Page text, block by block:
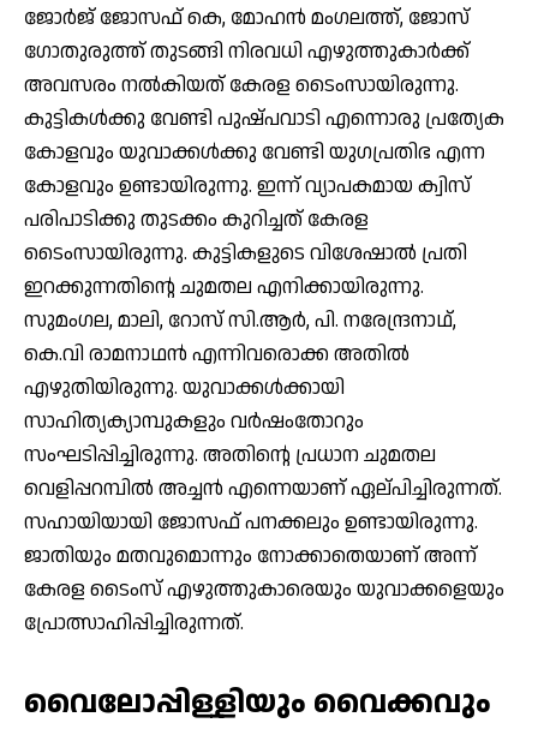
ജോര്‍ജ് ജോസഫ് കെ, മോഹന്‍ മംഗലത്ത്, ജോസ്
ഗോതുരുത്ത് തുടങ്ങി നിരവധി എഴുത്തുകാര്‍ക്ക്
അവസരം നല്‍കിയത് കേരള ടൈംസായിരുന്നു.
കുട്ടികള്‍ക്കു വേണ്ടി പുഷ്പവാടി എന്നൊരു പ്രത്യേക
കോളവും യുവാക്കള്‍ക്കു വേണ്ടി യുഗപ്രതിഭ എന്ന
കോളവും ഉണ്ടായിരുന്നു. ഇന്ന് വ്യാപകമായ ക്വിസ്
പരിപാടിക്കു തുടക്കം കുറിച്ചത് കേരള
ടൈംസായിരുന്നു. കുട്ടികളുടെ വിശേഷാല്‍ പ്രതി
ഇറക്കുന്നതിന്റെ ചുമതല എനിക്കായിരുന്നു.
സുമംഗല, മാലി, റോസ് സി.ആര്‍, പി. നരേന്ദ്രനാഥ്,
കെ.വി രാമനാഥന്‍ എന്നിവരൊക്ക അതില്‍
എഴുതിയിരുന്നു. യുവാക്കള്‍ക്കായി
സാഹിത്യക്യാമ്പുകളും വര്‍ഷംതോറും
സംഘടിപ്പിച്ചിരുന്നു. അതിന്റെ പ്രധാന ചുമതല
വെളിപ്പറമ്പില്‍ അച്ചന്‍ എന്നെയാണ് ഏല്പിച്ചിരുന്നത്.
സഹായിയായി ജോസഫ് പനക്കലും ഉണ്ടായിരുന്നു.
ജാതിയും മതവുമൊന്നും നോക്കാതെയാണ് അന്ന്
കേരള ടൈംസ് എഴുത്തുകാരെയും യുവാക്കളെയും
പ്രോത്സാഹിപ്പിച്ചിരുന്നത്.
വൈലോപ്പിള്ളിയും വൈക്കവും